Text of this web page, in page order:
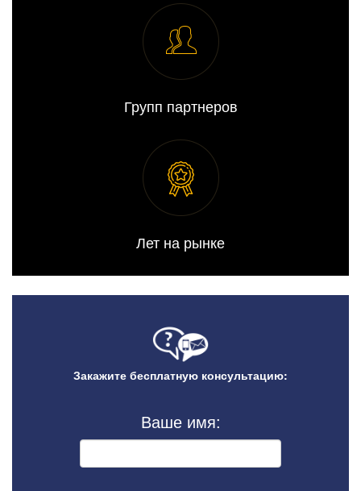
Групп партнеров
Лет на рынке
Закажите бесплатную консультацию:
Ваше имя: